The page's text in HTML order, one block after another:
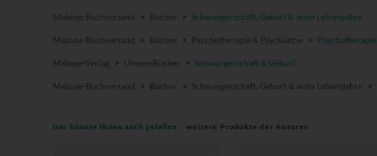
Mabuse-Buchversand > Bücher > Schwangerschaft, Geburt & erste Lebensjahre
Mabuse-Buchversand > Bücher > Psychotherapie & Psychiatrie > Psychotherapie
Mabuse-Verlag > Unsere Bücher > Schwangerschaft & Geburt
Mabuse-Buchversand > Bücher > Schwangerschaft, Geburt & erste Lebensjahre >
Das könnte Ihnen auch gefallen weitere Produkte der Autoren